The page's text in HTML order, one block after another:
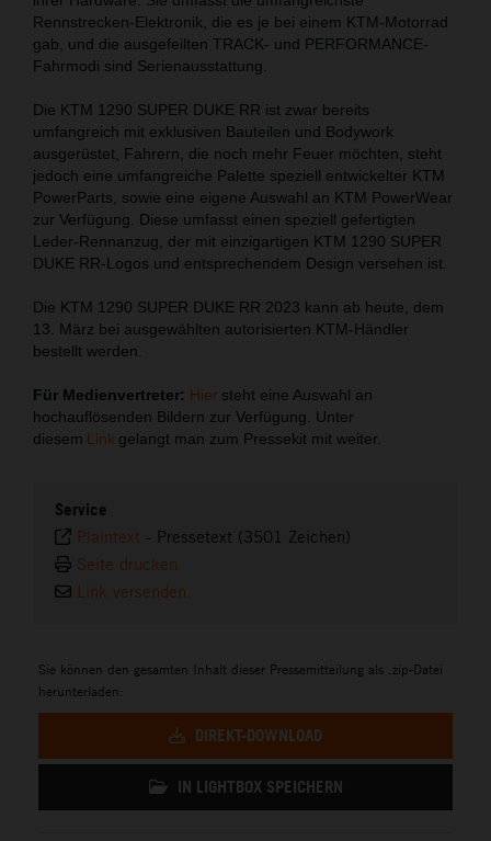
Rennstrecken-Elektronik, die es je bei einem KTM-Motorrad
gab, und die ausgefeilten TRACK- und PERFORMANCE-
Fahrmodi sind Serienausstattung.
Die KTM 1290 SUPER DUKE RR ist zwar bereits
umfangreich mit exklusiven Bauteilen und Bodywork
ausgerüstet, Fahrern, die noch mehr Feuer möchten, steht
jedoch eine umfangreiche Palette speziell entwickelter KTM
PowerParts, sowie eine eigene Auswahl an KTM PowerWear
zur Verfügung. Diese umfasst einen speziell gefertigten
Leder-Rennanzug, der mit einzigartigen KTM 1290 SUPER
DUKE RR-Logos und entsprechendem Design versehen ist.
Die KTM 1290 SUPER DUKE RR 2023 kann ab heute, dem
13. März bei ausgewählten autorisierten KTM-Händler
bestellt werden.
Für Medienvertreter: Hier steht eine Auswahl an
hochauflösenden Bildern zur Verfügung. Unter
diesem Link gelangt man zum Pressekit mit weiter.
Service
Plaintext - Pressetext (3501 Zeichen)
Seite drucken
Link versenden
Sie können den gesamten Inhalt dieser Pressemitteilung als .zip-Datei
herunterladen:
DIREKT-DOWNLOAD
IN LIGHTBOX SPEICHERN